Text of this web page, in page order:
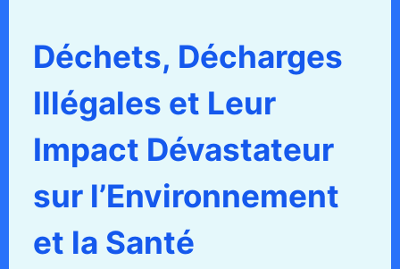
Déchets, Décharges
Illégales et Leur
Impact Dévastateur
sur l’Environnement
et la Santé